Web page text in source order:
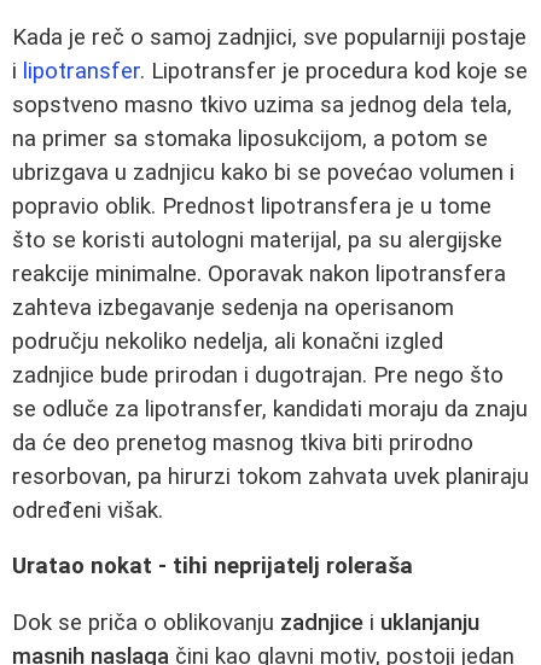
Kada je reč o samoj zadnjici, sve popularniji postaje
i lipotransfer. Lipotransfer je procedura kod koje se
sopstveno masno tkivo uzima sa jednog dela tela,
na primer sa stomaka liposukcijom, a potom se
ubrizgava u zadnjicu kako bi se povećao volumen i
popravio oblik. Prednost lipotransfera je u tome
što se koristi autologni materijal, pa su alergijske
reakcije minimalne. Oporavak nakon lipotransfera
zahteva izbegavanje sedenja na operisanom
području nekoliko nedelja, ali konačni izgled
zadnjice bude prirodan i dugotrajan. Pre nego što
se odluče za lipotransfer, kandidati moraju da znaju
da će deo prenetog masnog tkiva biti prirodno
resorbovan, pa hirurzi tokom zahvata uvek planiraju
određeni višak.
Uratao nokat - tihi neprijatelj roleraša
Dok se priča o oblikovanju zadnjice i uklanjanju
masnih naslaga čini kao glavni motiv, postoji jedan